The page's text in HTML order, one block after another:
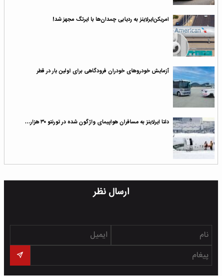
امریکن‌ایرلاینز به ردیابی چمدان‌ها با ایرتگ مجهز شد!
آزمایش خودروهای خودران فرودگاهی برای اولین بار در قطر
دلتا ایرلاینز به مسافران هواپیمای واژگون شده در تورنتو ۳۰ هزار…
ارسال نظر